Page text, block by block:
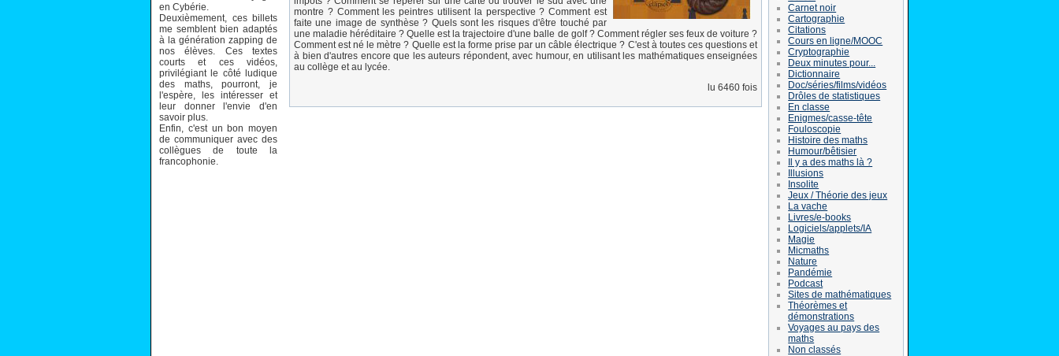
en Cybérie.
Deuxièmement, ces billets
me semblent bien adaptés
à la génération zapping de
nos élèves. Ces textes
courts et ces vidéos,
privilégiant le côté ludique
des maths, pourront, je
l'espère, les intéresser et
leur donner l'envie d'en
savoir plus.
Enfin, c'est un bon moyen
de communiquer avec des
collègues de toute la
francophonie.
montre ? Comment les peintres utilisent la perspective ? Comment est
faite une image de synthèse ? Quels sont les risques d'être touché par
une maladie héréditaire ? Quelle est la trajectoire d'une balle de golf ? Comment régler ses feux de voiture ?
Comment est né le mètre ? Quelle est la forme prise par un câble électrique ? C'est à toutes ces questions et
à bien d'autres encore que les auteurs répondent, avec humour, en utilisant les mathématiques enseignées
au collège et au lycée.
lu 6460 fois
Carnet noir
Cartographie
Citations
Cours en ligne/MOOC
Cryptographie
Deux minutes pour...
Dictionnaire
Doc/séries/films/vidéos
Drôles de statistiques
En classe
Enigmes/casse-tête
Fouloscopie
Histoire des maths
Humour/bêtisier
Il y a des maths là ?
Illusions
Insolite
Jeux / Théorie des jeux
La vache
Livres/e-books
Logiciels/applets/IA
Magie
Micmaths
Nature
Pandémie
Podcast
Sites de mathématiques
Théorèmes et
démonstrations
Voyages au pays des
maths
Non classés